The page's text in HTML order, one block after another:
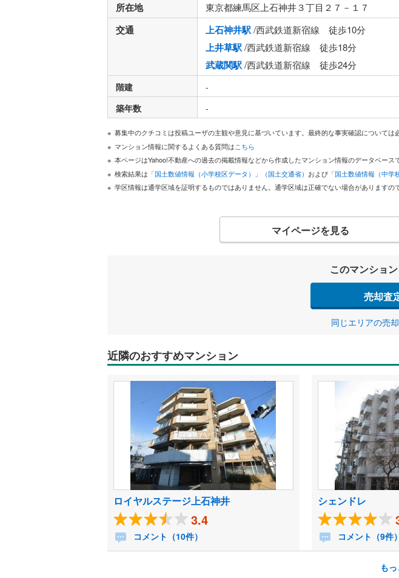
所在地 東京都練馬区上石神井３丁目２７－１７
交通 上石神井駅/西武鉄道新宿線 徒歩10分
上井草駅/西武鉄道新宿線 徒歩18分
武蔵関駅/西武鉄道新宿線 徒歩24分
階建 -
築年数
-
募集中のクチコミは投稿ユーザの主観や意見に基づいています。最終的な事実確認については
マンション情報に関するよくある質問はこちら
本ページはYahoo!不動産への過去の掲載情報などから作成したマンション情報のデータベース
検索結果は 「国土数値情報（小学校区データ）」（国土交通省） および 「国土数値情報（中学
学区情報は通学区域を証明するものではありません。通学区域は正確でない場合がありますの
マイページを見る
このマンショ
売却査
同じエリアの売
近隣のおすすめマンション
ロイヤルステージ上石神井
3.4
コメント（10件）
シェンドレ
コメント（9件）
も